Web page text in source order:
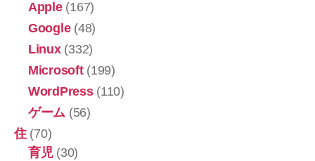
Apple(167)
Google(48)
Linux(332)
Microsoft(199)
WordPress(110)
ゲーム (56)
住(70)
育児(30)